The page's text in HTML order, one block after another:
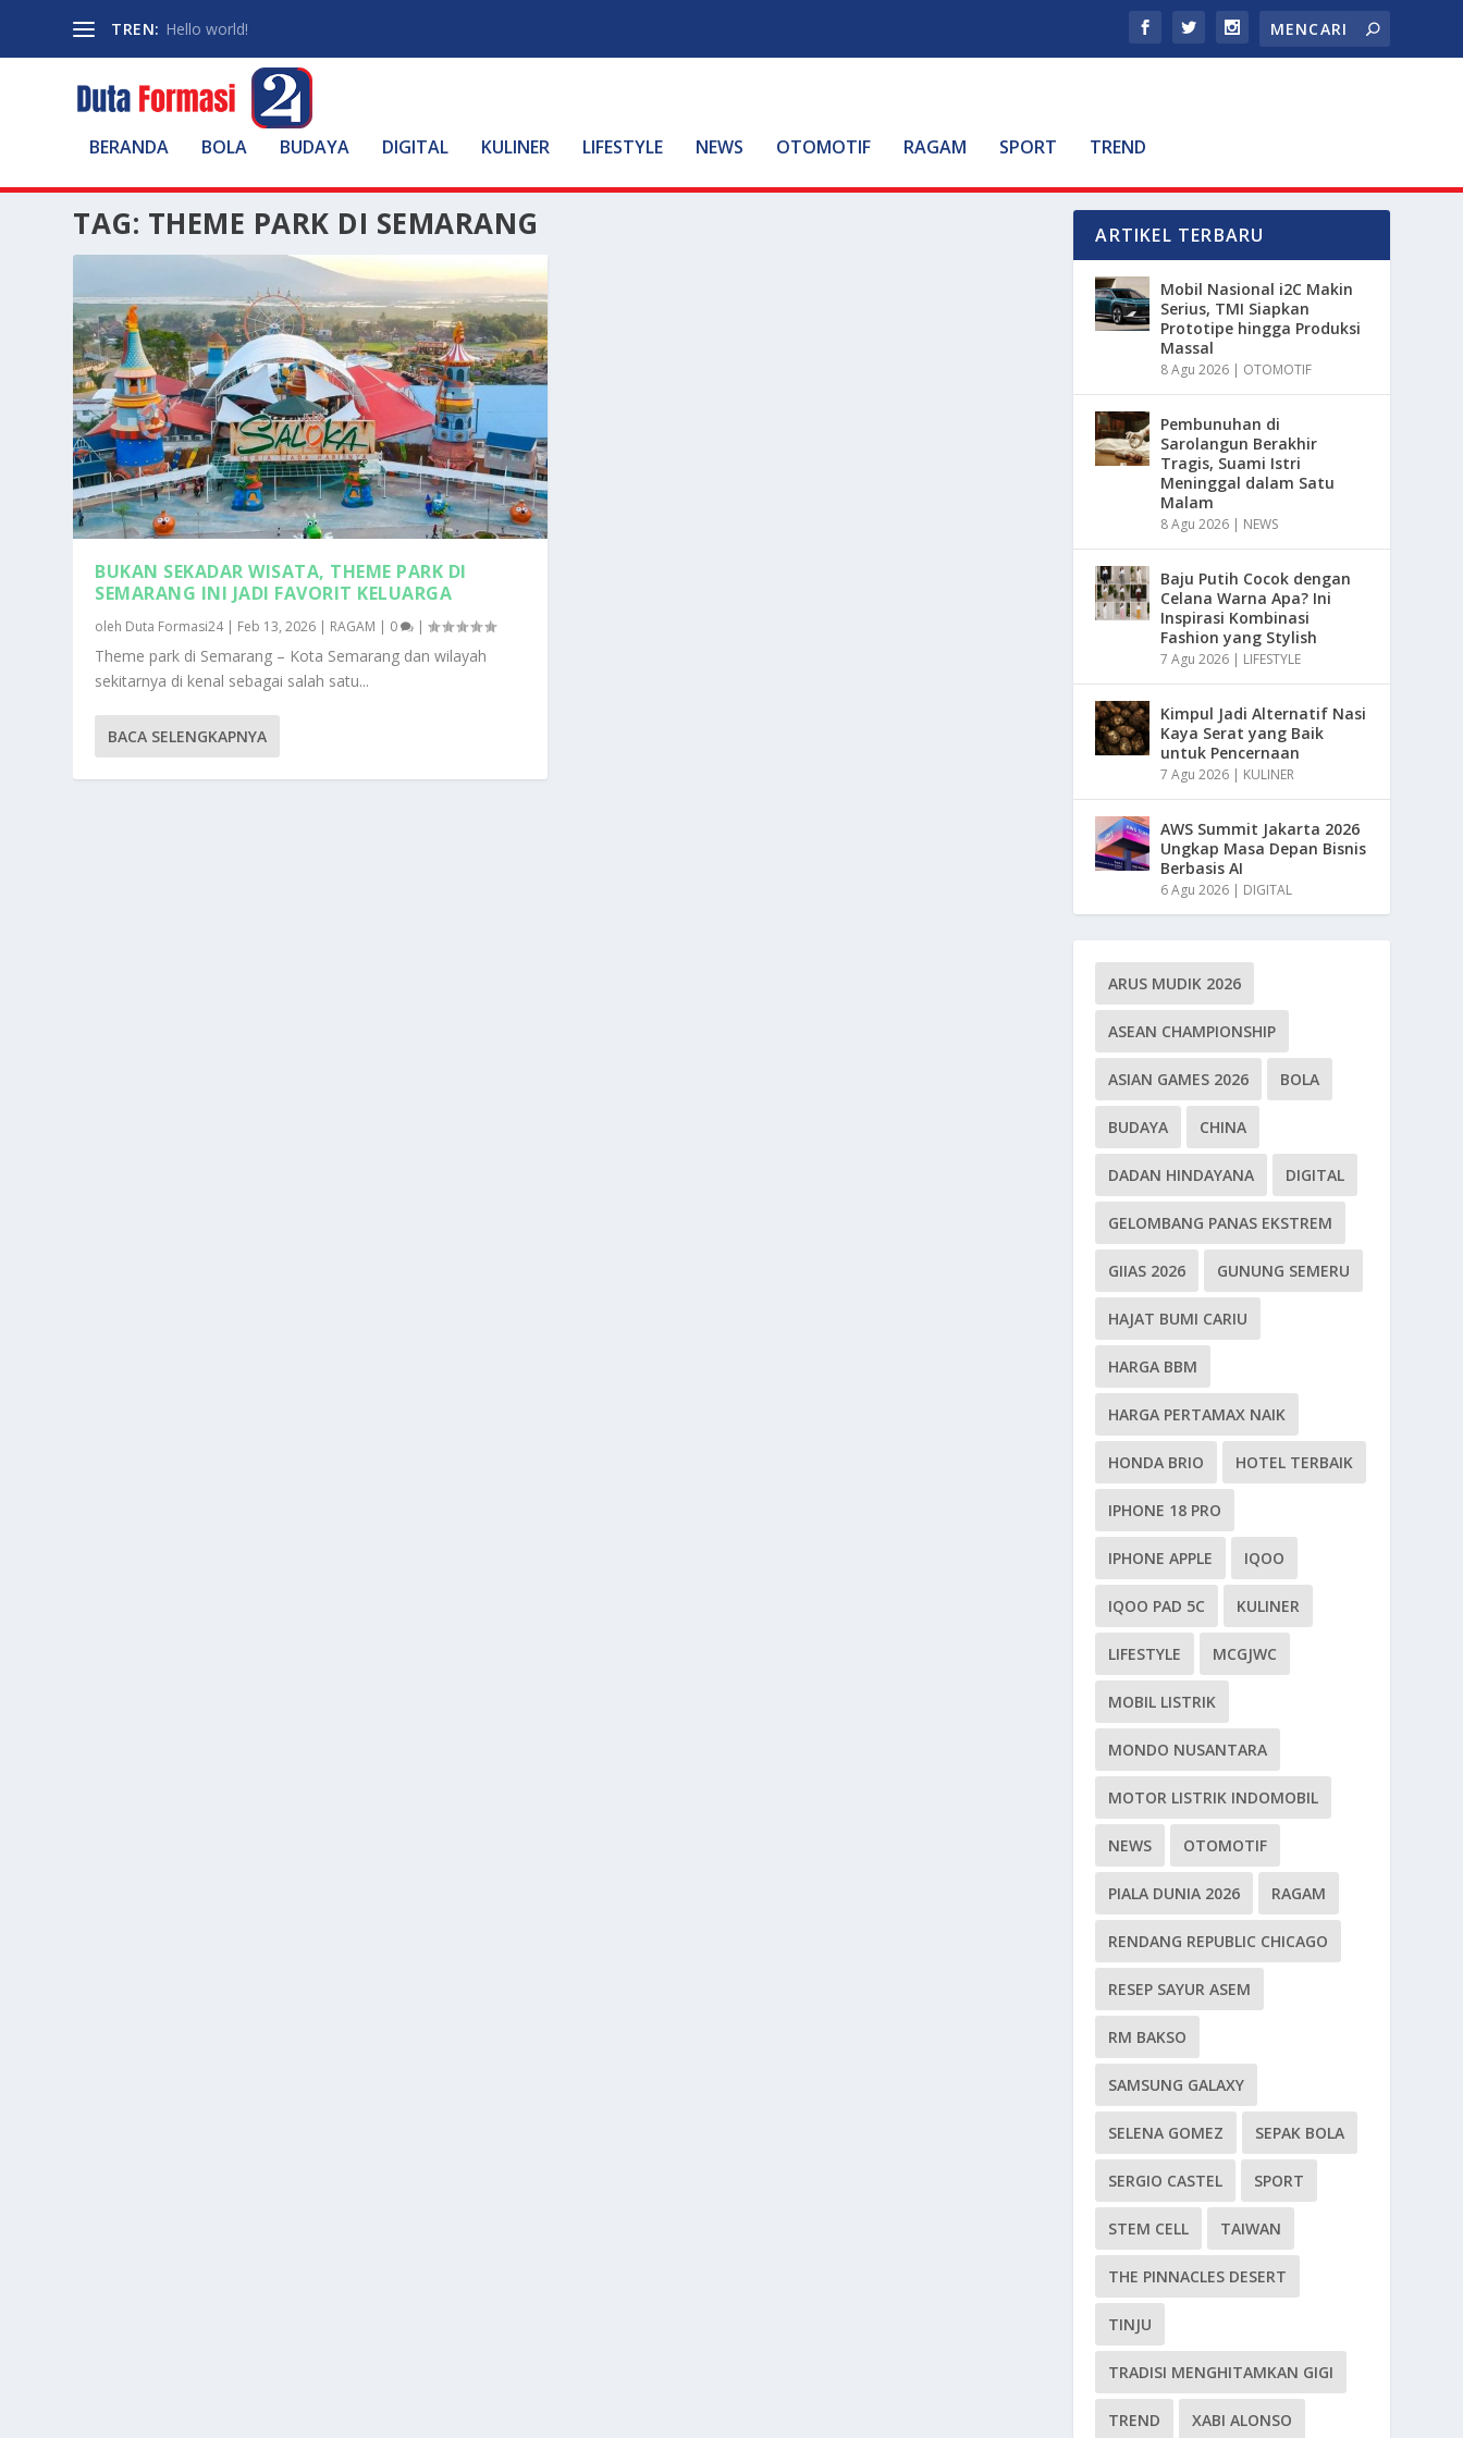
TREN: Hello world!
BERANDA BOLA BUDAYA DIGITAL KULINER LIFESTYLE NEWS OTOMOTIF RAGAM SPORT TREND
TAG: THEME PARK DI SEMARANG
BUKAN SEKADAR WISATA, THEME PARK DI
SEMARANG INI JADI FAVORIT KELUARGA
oleh Duta Formasi24| Feb 13, 2026 | RAGAM | 0 |
Theme park di Semarang – Kota Semarang dan wilayah
sekitarnya di kenal sebagai salah satu...
BACA SELENGKAPNYA
ARTIKEL TERBARU
Mobil Nasional i2C Makin
Serius, TMI Siapkan
Prototipe hingga Produksi
Massal
8 Agu 2026 | OTOMOTIF
Pembunuhan di
Sarolangun Berakhir
Tragis, Suami Istri
Meninggal dalam Satu
Malam
8 Agu 2026 | NEWS
Baju Putih Cocok dengan
Celana Warna Apa? Ini
Inspirasi Kombinasi
Fashion yang Stylish
7 Agu 2026 | LIFESTYLE
Kimpul Jadi Alternatif Nasi
Kaya Serat yang Baik
untuk Pencernaan
7 Agu 2026 | KULINER
AWS Summit Jakarta 2026
Ungkap Masa Depan Bisnis
Berbasis AI
6 Agu 2026 | DIGITAL
ARUS MUDIK 2026
ASEAN CHAMPIONSHIP
ASIAN GAMES 2026 BOLA
BUDAYA CHINA
DADAN HINDAYANA DIGITAL
GELOMBANG PANAS EKSTREM
GIIAS 2026 GUNUNG SEMERU
HAJAT BUMI CARIU
HARGA BBM
HARGA PERTAMAX NAIK
HONDA BRIO HOTEL TERBAIK
IPHONE 18 PRO
IPHONE APPLE IQOO
IQOO PAD 5C KULINER
LIFESTYLE MCGJWC
MOBIL LISTRIK
MONDO NUSANTARA
MOTOR LISTRIK INDOMOBIL
NEWS OTOMOTIF
PIALA DUNIA 2026 RAGAM
RENDANG REPUBLIC CHICAGO
RESEP SAYUR ASEM
RM BAKSO
SAMSUNG GALAXY
SELENA GOMEZ SEPAK BOLA
SERGIO CASTEL SPORT
STEM CELL TAIWAN
THE PINNACLES DESERT
TINJU
TRADISI MENGHITAMKAN GIGI
TREND XABI ALONSO